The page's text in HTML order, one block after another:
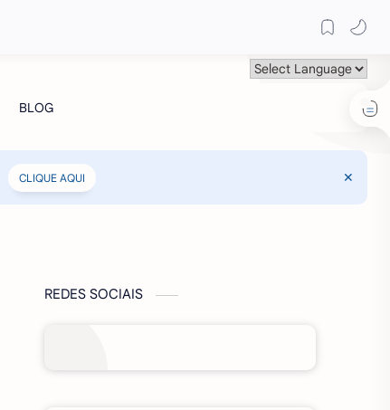
CLIQUE AQUI
REDES SOCIAIS